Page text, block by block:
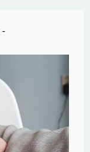
-